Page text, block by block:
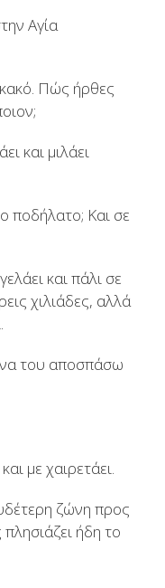
Αγία
Πώς ήρθες
και μιλάει
ποδήλατο; Και σε
και πάλι σε
χιλιάδες, αλλά
του αποσπάσω
με χαιρετάει.
ζώνη προς
ήδη το